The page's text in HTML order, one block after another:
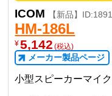
ICOM 【新品】ID:1891
HM-186L
¥5,142 (税込)
メーカー製品ページ
小型スピーカーマイ